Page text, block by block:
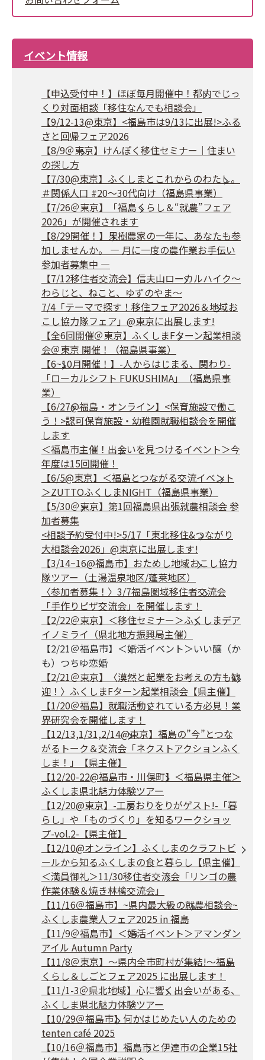
イベント情報
【申込受付中！】ほぼ毎月開催中！都内でじっ
くり対面相談「移住なんでも相談会」
【9/12-13@東京】<福島市は9/13に出展!>ふる
さと回帰フェア2026
【8/9＠東京】けんぽく移住セミナー｜住まい
の探し方
【7/30@東京】ふくしまとこれからのわたし。
＃関係人口 #20～30代向け（福島県事業）
【7/26＠東京】「福島くらし＆“就農”フェア
2026」が開催されます
【8/29開催！】果樹農家の一年に、あなたも参
加しませんか。 ― 月に一度の農作業お手伝い
参加者募集中 ―
【7/12移住者交流会】信夫山ローカルハイク～
わらじと、ねこと、ゆずのやま～
7/4「テーマで探す！移住フェア2026＆地域お
こし協力隊フェア」@東京に出展します!
【全6回開催＠東京】ふくしまFターン起業相談
会＠東京 開催！（福島県事業）
【6~10月開催！】-人からはじまる、関わり-
「ローカルシフト FUKUSHIMA」（福島県事
業）
【6/27@福島・オンライン】<保育施設で働こ
う！>認可保育施設・幼稚園就職相談会を開催
します
＜福島市主催！出会いを見つけるイベント＞今
年度は15回開催！
【6/5@東京】＜福島とつながる交流イベント
＞ZUTTOふくしまNIGHT（福島県事業）
【5/30＠東京】第1回福島県出張就農相談会 参
加者募集
<相談予約受付中!>5/17「東北移住&つながり
大相談会2026」@東京に出展します!
【3/14~16@福島市】おためし地域おこし協力
隊ツアー（土湯温泉地区/蓬莱地区）
〈参加者募集！〉3/7福島圏域移住者交流会
「手作りピザ交流会」を開催します！
【2/22＠東京】＜移住セミナー＞ふくしまデア
イノミライ（県北地方振興局主催）
【2/21＠福島市】＜婚活イベント＞いい醸（か
も）つちゆ恋婚
【2/21＠東京】〈漠然と起業をお考えの方も歓
迎！〉ふくしまFターン起業相談会【県主催】
【1/20＠福島】就職活動されている方必見！業
界研究会を開催します！
【12/13,1/31,2/14@東京】福島の”今”とつな
がるトーク＆交流会「ネクストアクションふく
しま！」【県主催】
【12/20-22@福島市・川俣町】＜福島県主催＞
ふくしま県北魅力体験ツアー
【12/20@東京】-工房おりをりがゲスト!-「暮
らし」や「ものづくり」を知るワークショッ
プ-vol.2-【県主催】
【12/10@オンライン】ふくしまのクラフトビ
ールから知るふくしまの食と暮らし【県主催】
＜満員御礼＞11/30移住者交流会「リンゴの農
作業体験＆焼き林檎交流会」
【11/16＠福島市】~県内最大級の就農相談会~
ふくしま農業人フェア2025 in 福島
【11/9＠福島市】＜婚活イベント＞アマンダン
アイル Autumn Party
【11/8＠東京】～県内全市町村が集結!～福島
くらし＆しごとフェア2025 に出展します！
【11/1-3＠県北地域】心に響く出会いがある、
ふくしま県北魅力体験ツアー
【10/29＠福島市】何かはじめたい人のための
tenten café 2025
【10/16＠福島市】福島市と伊達市の企業15社